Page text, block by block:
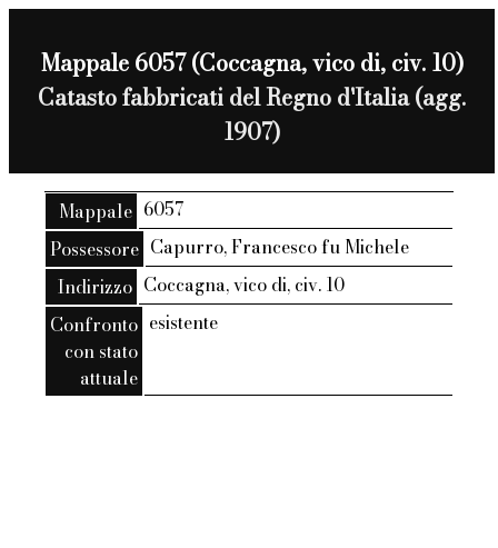
Mappale 6057 (Coccagna, vico di, civ. 10)
Catasto fabbricati del Regno d'Italia (agg.
1907)
Mappale 6057
Possessore Capurro, Francesco fu Michele
Indirizzo Coccagna, vico di, civ. 10
Confronto
con stato
attuale
esistente